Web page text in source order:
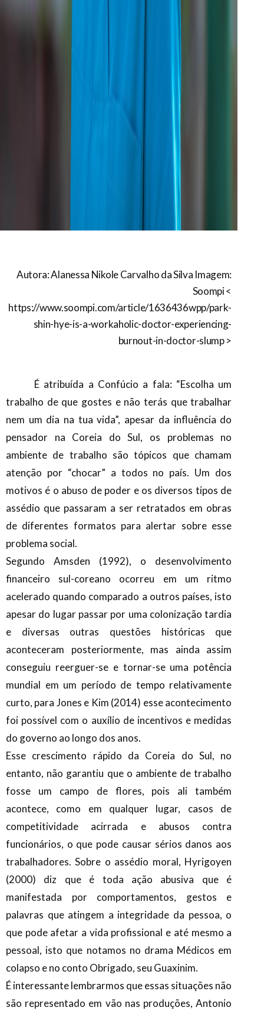
Autora: Alanessa Nikole Carvalho da Silva Imagem:
Soompi <
https://www.soompi.com/article/1636436wpp/park-
shin-hye-is-a-workaholic-doctor-experiencing-
burnout-in-doctor-slump>
É atribuída a Confúcio a fala: “Escolha um
trabalho de que gostes e não terás que trabalhar
nem um dia na tua vida”, apesar da influência do
pensador na Coreia do Sul, os problemas no
ambiente de trabalho são tópicos que chamam
atenção por “chocar” a todos no país. Um dos
motivos é o abuso de poder e os diversos tipos de
assédio que passaram a ser retratados em obras
de diferentes formatos para alertar sobre esse
problema social.
Segundo Amsden (1992), o desenvolvimento
financeiro sul-coreano ocorreu em um ritmo
acelerado quando comparado a outros países, isto
apesar do lugar passar por uma colonização tardia
e diversas outras questões históricas que
aconteceram posteriormente, mas ainda assim
conseguiu reerguer-se e tornar-se uma potência
mundial em um período de tempo relativamente
curto, para Jones e Kim (2014) esse acontecimento
foi possível com o auxílio de incentivos e medidas
do governo ao longo dos anos.
Esse crescimento rápido da Coreia do Sul, no
entanto, não garantiu que o ambiente de trabalho
fosse um campo de flores, pois ali também
acontece, como em qualquer lugar, casos de
competitividade acirrada e abusos contra
funcionários, o que pode causar sérios danos aos
trabalhadores. Sobre o assédio moral, Hyrigoyen
(2000) diz que é toda ação abusiva que é
manifestada por comportamentos, gestos e
palavras que atingem a integridade da pessoa, o
que pode afetar a vida profissional e até mesmo a
pessoal, isto que notamos no drama Médicos em
colapso e no conto Obrigado, seu Guaxinim.
É interessante lembrarmos que essas situações não
são representado em vão nas produções, Antonio